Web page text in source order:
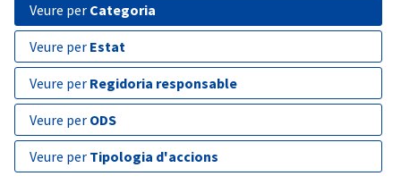
veure per Categoria
veure per Estat
veure per Regidoria responsable
veure per ODS
veure per Tipologia d'accions